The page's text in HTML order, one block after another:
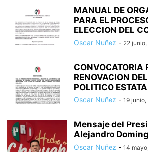
MANUAL DE
PARA EL
ELECCION DEL
Oscar Nuñez - 22
CONVOCATORIA
RENOVACION
POLITICO
Oscar Nuñez - 19 junio,
Mensaje del
Alejandro
Oscar Nuñez - 14